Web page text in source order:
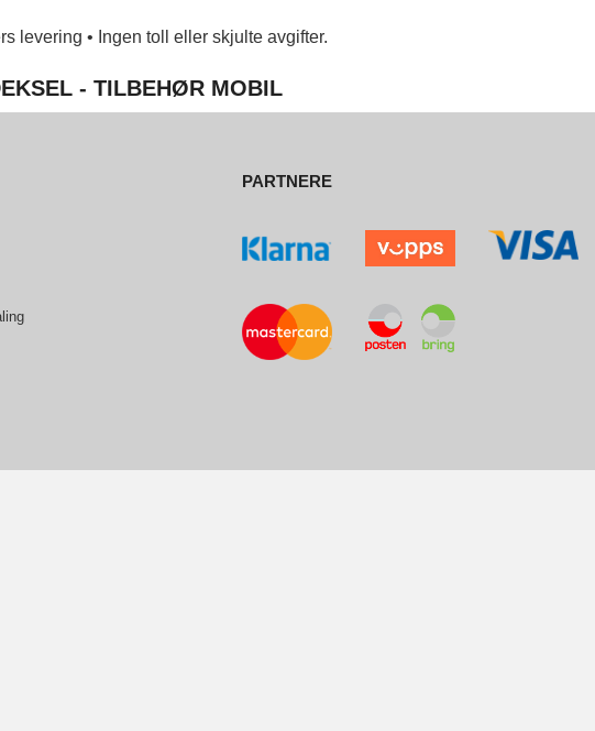
levering • Ingen toll eller skjulte avgifter.
- TILBEHØR MOBIL
PARTNERE